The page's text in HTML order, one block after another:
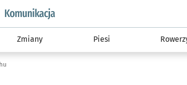
wroclaw.pl podserwis: Komunikacja
Zmiany Piesi